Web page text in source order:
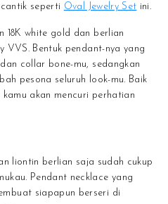
seperti Oval Jewelry Set ini.
18K white gold dan berlian
Bentuk pendant-nya yang
collar bone-mu, sedangkan
pesona seluruh look-mu. Baik
akan mencuri perhatian
liontin berlian saja sudah cukup
Pendant necklace yang
siapapun berseri di